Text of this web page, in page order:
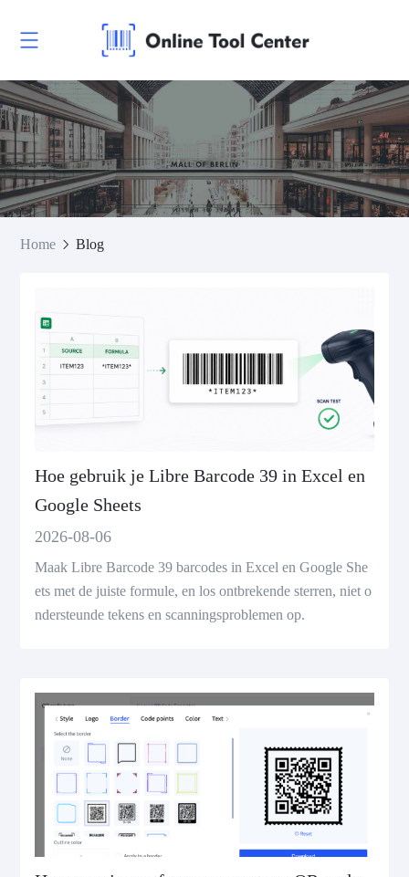
Home Blog
Hoe gebruik je Libre Barcode 39 in Excel en
Google Sheets
2026-08-06
Maak Libre Barcode 39 barcodes in Excel en Google She
ets met de juiste formule, en los ontbrekende sterren, niet o
ndersteunde tekens en scanningsproblemen op.